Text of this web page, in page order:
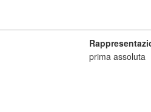
prima assoluta